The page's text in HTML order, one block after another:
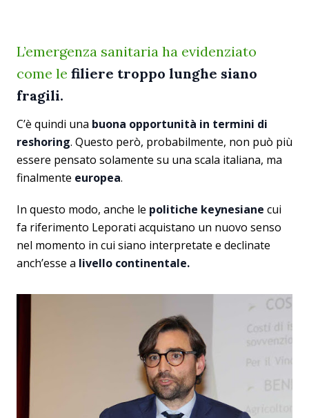
L’emergenza sanitaria ha evidenziato
come le filiere troppo lunghe siano
fragili.
C’è quindi una buona opportunità in termini di
reshoring. Questo però, probabilmente, non può più
essere pensato solamente su una scala italiana, ma
finalmente europea.
In questo modo, anche le politiche keynesiane cui
fa riferimento Leporati acquistano un nuovo senso
nel momento in cui siano interpretate e declinate
anch’esse a livello continentale.